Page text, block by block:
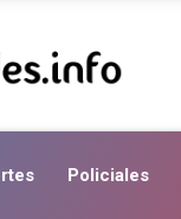
Policiales